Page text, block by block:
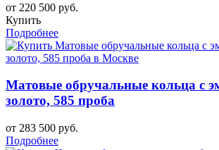
от 220 500 руб.
Купить
Подробнее
Матовые обручальные кольца с
золото, 585 проба
от 283 500 руб.
Подробнее